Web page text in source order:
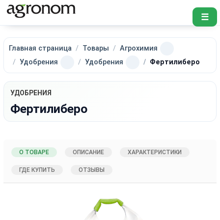
☰
Главная страница Товары
Агрохимия
Удобрения
Удобрения Фертилиберо
УДОБРЕНИЯ
Фертилиберо
О ТОВАРЕ ОПИСАНИЕ ХАРАКТЕРИСТИКИ
ГДЕ КУПИТЬ ОТЗЫВЫ